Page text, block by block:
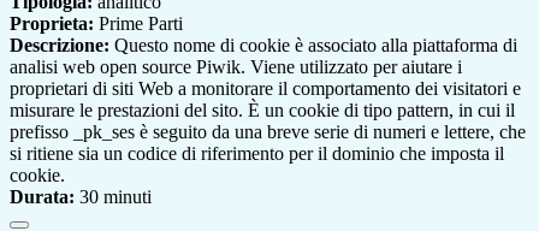
Proprieta: Prime Parti
Descrizione: Questo nome di cookie è associato alla piattaforma di
analisi web open source Piwik. Viene utilizzato per aiutare i
proprietari di siti Web a monitorare il comportamento dei visitatori e
misurare le prestazioni del sito. È un cookie di tipo pattern, in cui il
prefisso _pk_ses è seguito da una breve serie di numeri e lettere, che
si ritiene sia un codice di riferimento per il dominio che imposta il
cookie.
Durata: 30 minuti